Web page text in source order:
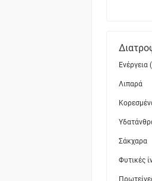
Λιπαρά
Σάκχαρα
Φυτικές